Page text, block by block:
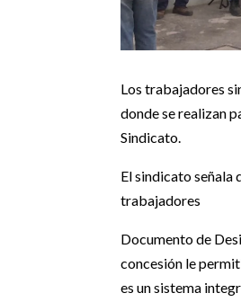
Los trabajadores
donde se realizan
Sindicato.
El sindicato señala
trabajadores
Documento de
concesión le
es un sistema